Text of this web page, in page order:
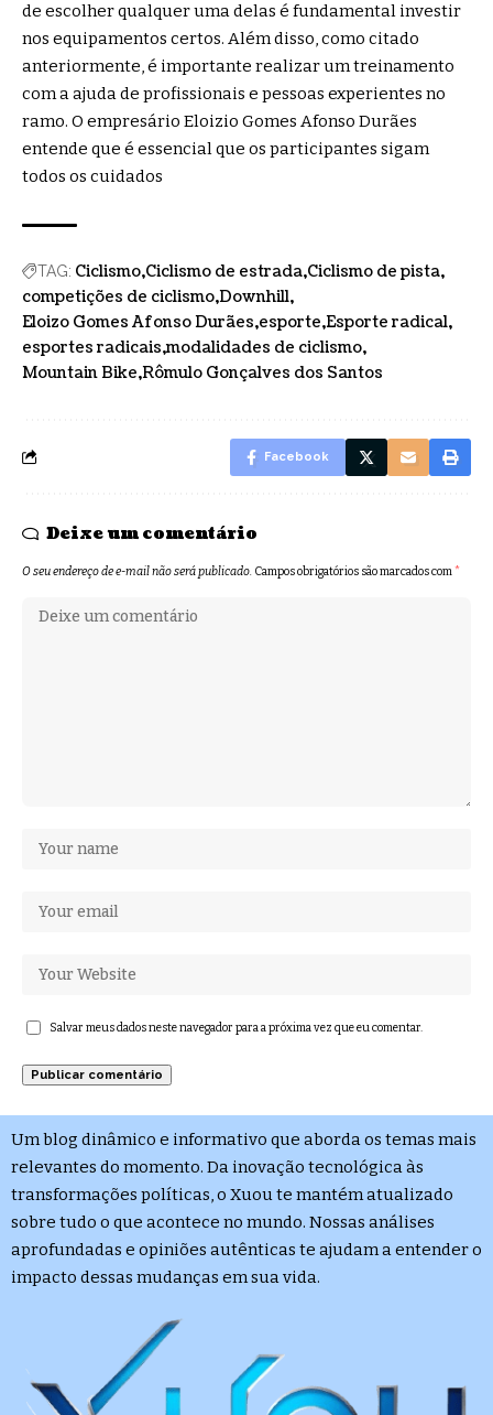
de escolher qualquer uma delas é fundamental investir
nos equipamentos certos. Além disso, como citado
anteriormente, é importante realizar um treinamento
com a ajuda de profissionais e pessoas experientes no
ramo. O empresário Eloizio Gomes Afonso Durães
entende que é essencial que os participantes sigam
todos os cuidados
TAG: Ciclismo Ciclismo de estrada Ciclismo de pista
competições de ciclismo Downhill
Eloizo Gomes Afonso Durães esporte Esporte radical
esportes radicais modalidades de ciclismo
Mountain Bike Rômulo Gonçalves dos Santos
Facebook
Deixe um comentário
O seu endereço de e-mail não será publicado. Campos obrigatórios são marcados com *
Salvar meus dados neste navegador para a próxima vez que eu comentar.
Um blog dinâmico e informativo que aborda os temas mais
relevantes do momento. Da inovação tecnológica às
transformações políticas, o Xuou te mantém atualizado
sobre tudo o que acontece no mundo. Nossas análises
aprofundadas e opiniões autênticas te ajudam a entender o
impacto dessas mudanças em sua vida.